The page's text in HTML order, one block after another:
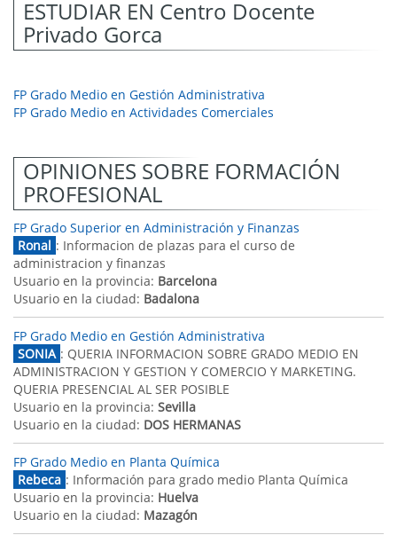
ESTUDIAR EN Centro Docente
Privado Gorca
FP Grado Medio en Gestión Administrativa
FP Grado Medio en Actividades Comerciales
OPINIONES SOBRE FORMACIÓN
PROFESIONAL
FP Grado Superior en Administración y Finanzas
Ronal : Informacion de plazas para el curso de
administracion y finanzas
Usuario en la provincia: Barcelona
Usuario en la ciudad: Badalona
FP Grado Medio en Gestión Administrativa
SONIA : QUERIA INFORMACION SOBRE GRADO MEDIO EN
ADMINISTRACION Y GESTION Y COMERCIO Y MARKETING.
QUERIA PRESENCIAL AL SER POSIBLE
Usuario en la provincia: Sevilla
Usuario en la ciudad: DOS HERMANAS
FP Grado Medio en Planta Química
Rebeca : Información para grado medio Planta Química
Usuario en la provincia: Huelva
Usuario en la ciudad: Mazagón